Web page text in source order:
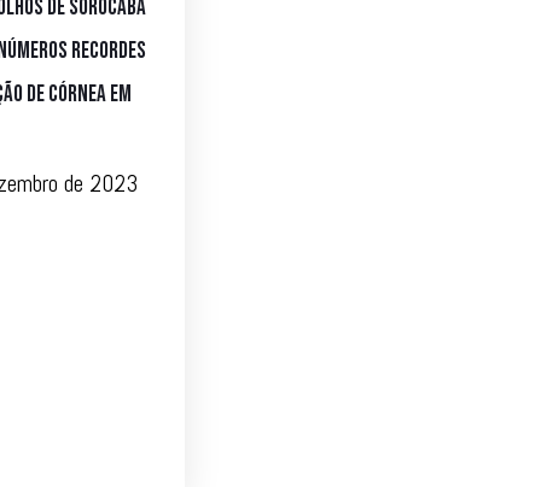
de Sorocaba
recordes
de córnea em
de 2023